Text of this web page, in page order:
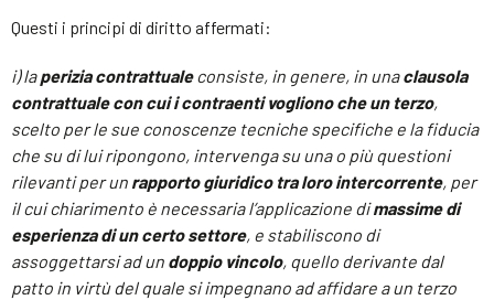
Questi i principi di diritto affermati:
i) laperizia contrattualeconsiste, in genere, in unaclausola
contrattuale con cui i contraenti vogliono che un terzo,
scelto per le sue conoscenze tecniche specifiche e la fiducia
che su di lui ripongono, intervenga su una o più questioni
rilevanti per un rapporto giuridico tra loro intercorrente, per
il cui chiarimento è necessaria l’applicazione dimassime di
esperienza di un certo settore, e stabiliscono di
assoggettarsi ad un doppio vincolo, quello derivante dal
patto in virtù del quale si impegnano ad affidare a un terzo